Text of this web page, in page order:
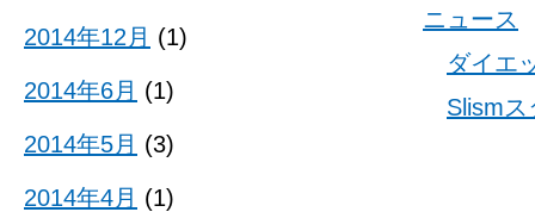
ニュース
ダイエ
Slism
2014年12月 (1)
2014年6月 (1)
2014年5月 (3)
2014年4月 (1)